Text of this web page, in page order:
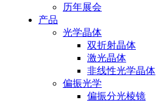
历年展会
产品
光学晶体
双折射晶体
激光晶体
非线性光学晶体
偏振光学
偏振分光棱镜